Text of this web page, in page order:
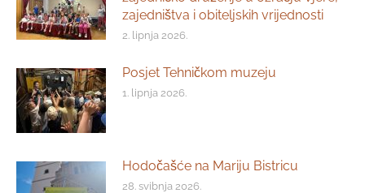
zajedništva i obiteljskih vrijednosti
2. lipnja 2026.
Posjet Tehničkom muzeju
1. lipnja 2026.
Hodočašće na Mariju Bistricu
28. svibnja 2026.